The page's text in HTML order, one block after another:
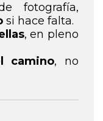
fotografía,
si hace falta.
, en pleno
camino, no